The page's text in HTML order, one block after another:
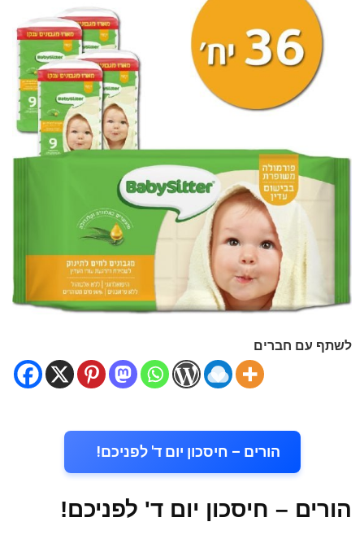
לשתף עם חברים
הורים – חיסכון יום ד' לפניכם!
הורים – חיסכון יום ד' לפניכם!